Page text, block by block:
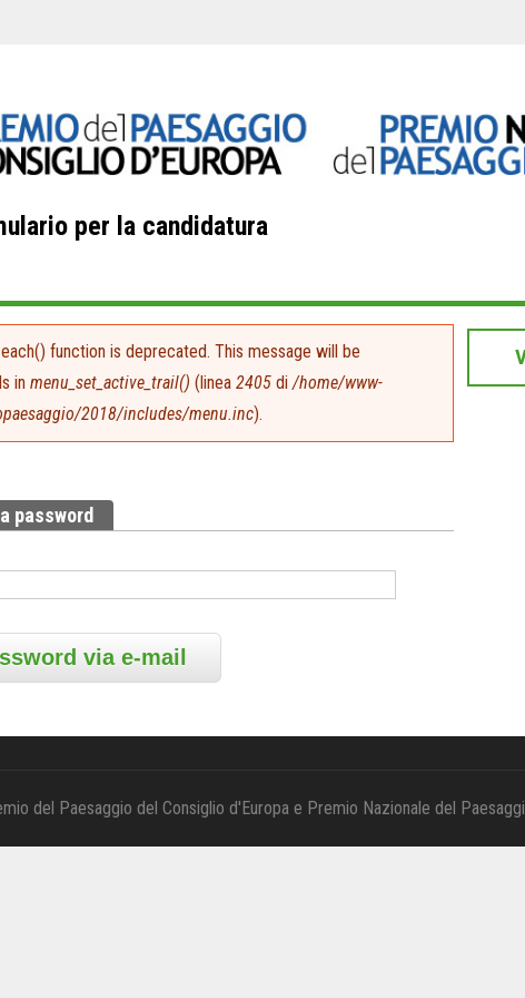
per la candidatura
function is deprecated. This message will be
in menu_set_active_trail() (linea 2405 di/home/www-
2018/includes/menu.inc).
password
del Paesaggio del Consiglio d'Europa e Premio Nazionale del